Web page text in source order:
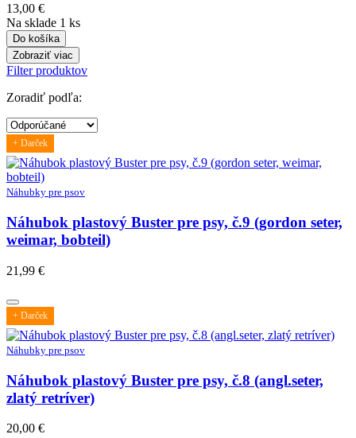
13,00 €
Na sklade 1 ks
Do košíka
Zobraziť viac
Filter produktov
Zoradiť podľa:
+ Darček
Náhubky pre psov
Náhubok plastový Buster pre psy, č.9 (gordon seter,
weimar, bobteil)
21,99 €
+ Darček
Náhubky pre psov
Náhubok plastový Buster pre psy, č.8 (angl.seter,
zlatý retríver)
20,00 €